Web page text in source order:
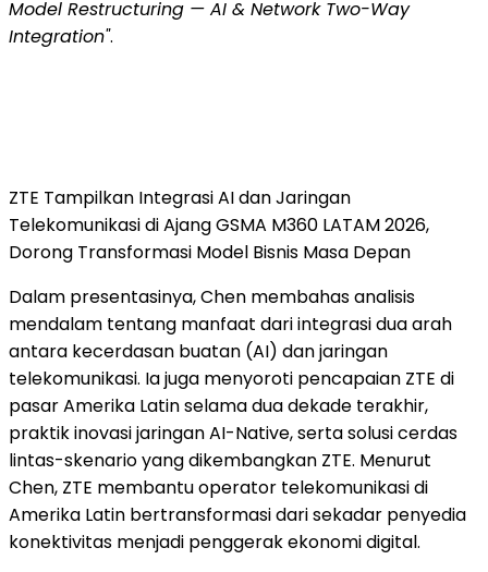
Model Restructuring — AI & Network Two-Way
Integration".
ZTE Tampilkan Integrasi AI dan Jaringan
Telekomunikasi di Ajang GSMA M360 LATAM 2026,
Dorong Transformasi Model Bisnis Masa Depan
Dalam presentasinya, Chen membahas analisis
mendalam tentang manfaat dari integrasi dua arah
antara kecerdasan buatan (AI) dan jaringan
telekomunikasi. Ia juga menyoroti pencapaian ZTE di
pasar Amerika Latin selama dua dekade terakhir,
praktik inovasi jaringan AI-Native, serta solusi cerdas
lintas-skenario yang dikembangkan ZTE. Menurut
Chen, ZTE membantu operator telekomunikasi di
Amerika Latin bertransformasi dari sekadar penyedia
konektivitas menjadi penggerak ekonomi digital.